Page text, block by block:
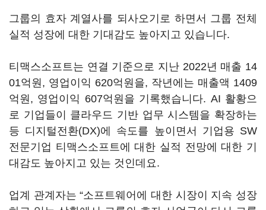
그룹의 효자 계열사를 되사오기로 하면서 그룹 전체
실적 성장에 대한 기대감도 높아지고 있습니다.
티맥스소프트는 연결 기준으로 지난 2022년 매출 14
01억원, 영업이익 620억원을, 작년에는 매출액 1409
억원, 영업이익 607억원을 기록했습니다. AI 활황으
로 기업들이 클라우드 기반 업무 시스템을 확장하는
등 디지털전환(DX)에 속도를 높이면서 기업용 SW
전문기업 티맥스소프트에 대한 실적 전망에 대한 기
대감도 높아지고 있는 것인데요.
업계 관계자는 “소프트웨어에 대한 시장이 지속 성장